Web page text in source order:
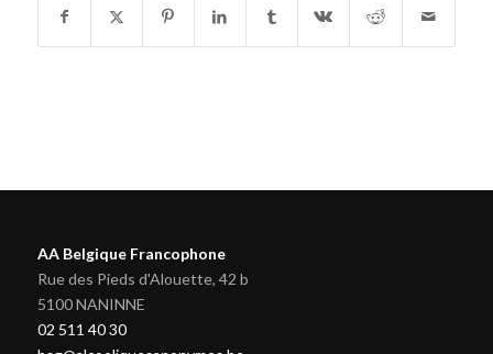
AA Belgique Francophone
Rue des Pieds d'Alouette, 42 b
5100 NANINNE
02 511 40 30